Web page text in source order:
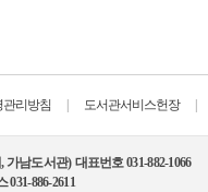
리방침 도서관서비스헌장
가남도서관) 대표번호 031-882-1066
031-886-2611